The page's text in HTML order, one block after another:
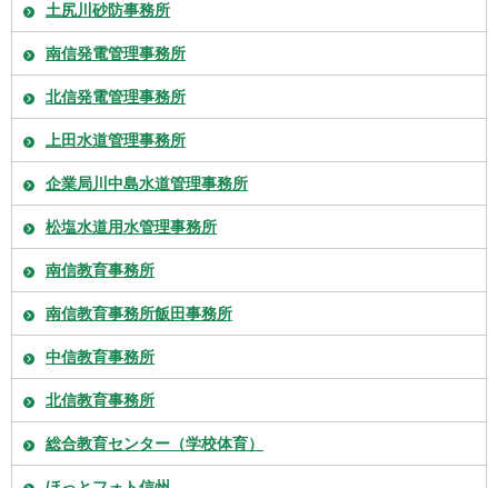
土尻川砂防事務所
南信発電管理事務所
北信発電管理事務所
上田水道管理事務所
企業局川中島水道管理事務所
松塩水道用水管理事務所
南信教育事務所
南信教育事務所飯田事務所
中信教育事務所
北信教育事務所
総合教育センター（学校体育）